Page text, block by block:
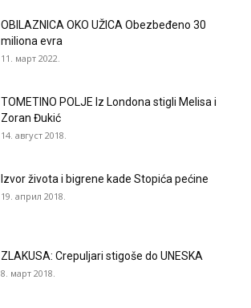
OBILAZNICA OKO UŽICA Obezbeđeno 30
miliona evra
11. март 2022.
TOMETINO POLJE Iz Londona stigli Melisa i
Zoran Đukić
14. август 2018.
Izvor života i bigrene kade Stopića pećine
19. април 2018.
ZLAKUSA: Crepuljari stigoše do UNESKA
8. март 2018.